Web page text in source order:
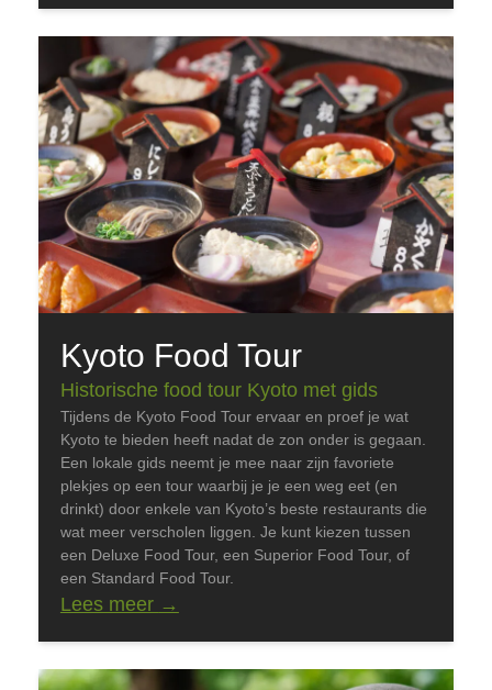
Kyoto Food Tour
Historische food tour Kyoto met gids
Tijdens de Kyoto Food Tour ervaar en proef je wat
Kyoto te bieden heeft nadat de zon onder is gegaan.
Een lokale gids neemt je mee naar zijn favoriete
plekjes op een tour waarbij je je een weg eet (en
drinkt) door enkele van Kyoto’s beste restaurants die
wat meer verscholen liggen. Je kunt kiezen tussen
een Deluxe Food Tour, een Superior Food Tour, of
een Standard Food Tour.
Lees meer →